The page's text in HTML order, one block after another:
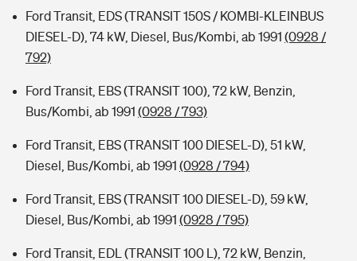
Ford Transit, EDS (TRANSIT 150S / KOMBI-KLEINBUS
DIESEL-D), 74 kW, Diesel, Bus/Kombi, ab 1991 (0928 /
792)
Ford Transit, EBS (TRANSIT 100), 72 kW, Benzin,
Bus/Kombi, ab 1991 (0928 / 793)
Ford Transit, EBS (TRANSIT 100 DIESEL-D), 51 kW,
Diesel, Bus/Kombi, ab 1991 (0928 / 794)
Ford Transit, EBS (TRANSIT 100 DIESEL-D), 59 kW,
Diesel, Bus/Kombi, ab 1991 (0928 / 795)
Ford Transit, EDL (TRANSIT 100 L), 72 kW, Benzin,